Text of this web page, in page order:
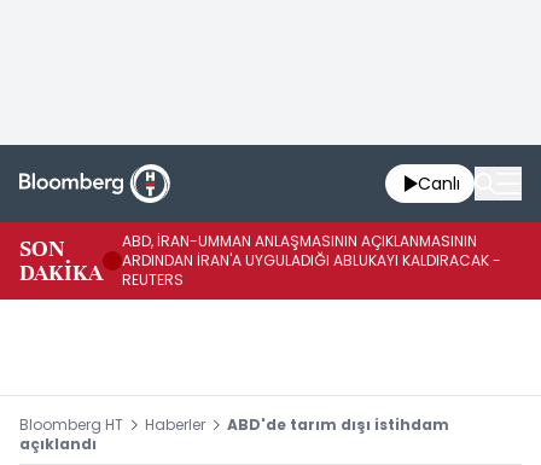
Canlı
SON
DAKİKA
ABD, İRAN-UMMAN ANLAŞMASININ AÇIKLANMASININ
ARDINDAN İRAN'A UYGULADIĞI ABLUKAYI KALDIRACAK -
REUTERS
Bloomberg HT Haberler
ABD'de tarım dışı istihdam
açıklandı